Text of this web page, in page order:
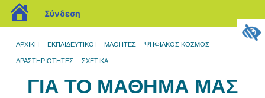
ΑΡΧΙΚΉ ΕΚΠΑΙΔΕΥΤΙΚΟΊ ΜΑΘΗΤΈΣ ΨΗΦΙΑΚΌΣ ΚΌΣΜΟΣ
ΔΡΑΣΤΗΡΙΌΤΗΤΕΣ ΣΧΕΤΙΚΆ
ΓΙΑ ΤΟ ΜΆΘΗΜΆ ΜΑΣ
blogs.sch.gr
Σύνδεση